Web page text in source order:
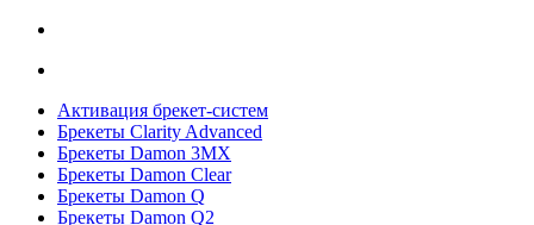
Активация брекет-систем
Брекеты Clarity Advanced
Брекеты Damon 3MX
Брекеты Damon Clear
Брекеты Damon Q
Брекеты Damon Q2